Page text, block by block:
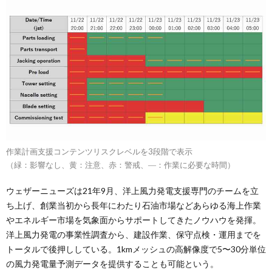
作業計画支援コンテンツリスクレベルを3段階で表示
（緑：影響なし、黄：注意、赤：警戒、―：作業に必要な時間）
ウェザーニューズは21年9月、洋上風力発電支援専門のチームを立
ち上げ、創業当初から長年にわたり石油市場などあらゆる海上作業
やエネルギー市場を気象面からサポートしてきたノウハウを発揮。
洋上風力発電の事業性調査から、建設作業、保守点検・運用までを
トータルで後押ししている。1kmメッシュの高解像度で5〜30分単位
の風力発電量予測データを提供することも可能という。